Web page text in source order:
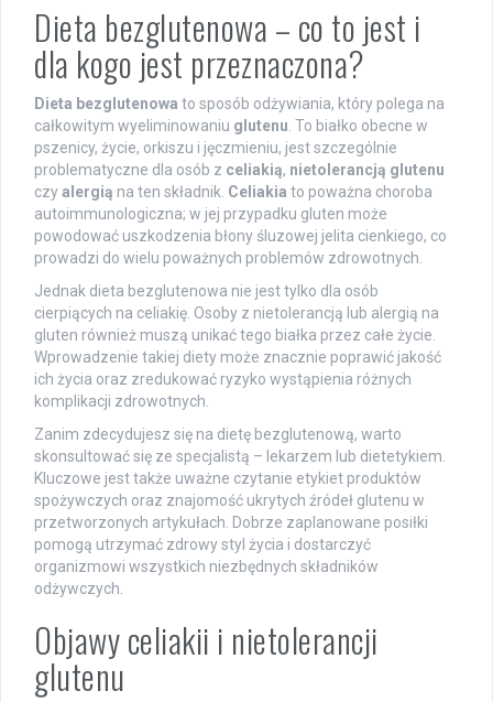
Dieta bezglutenowa – co to jest i
dla kogo jest przeznaczona?
Dieta bezglutenowa to sposób odżywiania, który polega na
całkowitym wyeliminowaniu glutenu . To białko obecne w
pszenicy, życie, orkiszu i jęczmieniu, jest szczególnie
problematyczne dla osób z celiakią, nietolerancją glutenu
czyalergią na ten składnik. Celiakia to poważna choroba
autoimmunologiczna; w jej przypadku gluten może
powodować uszkodzenia błony śluzowej jelita cienkiego, co
prowadzi do wielu poważnych problemów zdrowotnych.
Jednak dieta bezglutenowa nie jest tylko dla osób
cierpiących na celiakię. Osoby z nietolerancją lub alergią na
gluten również muszą unikać tego białka przez całe życie.
Wprowadzenie takiej diety może znacznie poprawić jakość
ich życia oraz zredukować ryzyko wystąpienia różnych
komplikacji zdrowotnych.
Zanim zdecydujesz się na dietę bezglutenową, warto
skonsultować się ze specjalistą – lekarzem lub dietetykiem.
Kluczowe jest także uważne czytanie etykiet produktów
spożywczych oraz znajomość ukrytych źródeł glutenu w
przetworzonych artykułach. Dobrze zaplanowane posiłki
pomogą utrzymać zdrowy styl życia i dostarczyć
organizmowi wszystkich niezbędnych składników
odżywczych.
Objawy celiakii i nietolerancji
glutenu